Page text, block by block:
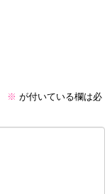
※ が付いている欄は必